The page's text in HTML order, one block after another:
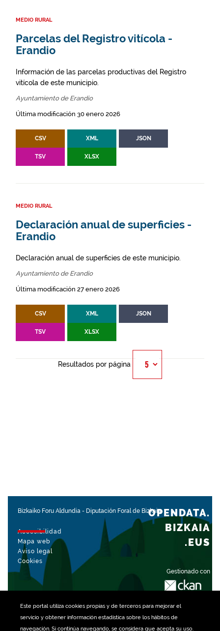
Este portal utiliza cookiespropias y de terceros para mejorar el
servicio y obtener información estadística sobre los hábitos de
navegación. Si continúa navegando, se considera que acepta su uso.
MEDIO RURAL
Parcelas del Registro vitícola -
Erandio
Información de las parcelas productivas del Registro
vitícola de este municipio.
Ayuntamiento de Erandio
Última modificación 30 enero 2026
CSV XML JSON
TSV XLSX
MEDIO RURAL
Declaración anual de superficies -
Erandio
Declaración anual de superficies de este municipio.
Ayuntamiento de Erandio
Última modificación 27 enero 2026
CSV XML JSON
TSV XLSX
Resultados por página
Bizkaiko Foru Aldundia - Diputación Foral de Bizkaia
Accesibilidad
Mapa web
Aviso legal
Cookies
Gestionado con
OPENDATA.
BIZKAIA
.EUS